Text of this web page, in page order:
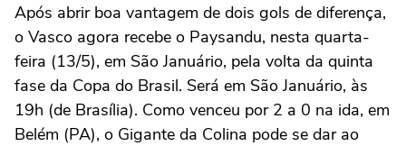
Após abrir boa vantagem de dois gols de diferença,
o Vasco agora recebe o Paysandu, nesta quarta-
feira (13/5), em São Januário, pela volta da quinta
fase da Copa do Brasil. Será em São Januário, às
19h (de Brasília). Como venceu por 2 a 0 na ida, em
Belém (PA), o Gigante da Colina pode se dar ao